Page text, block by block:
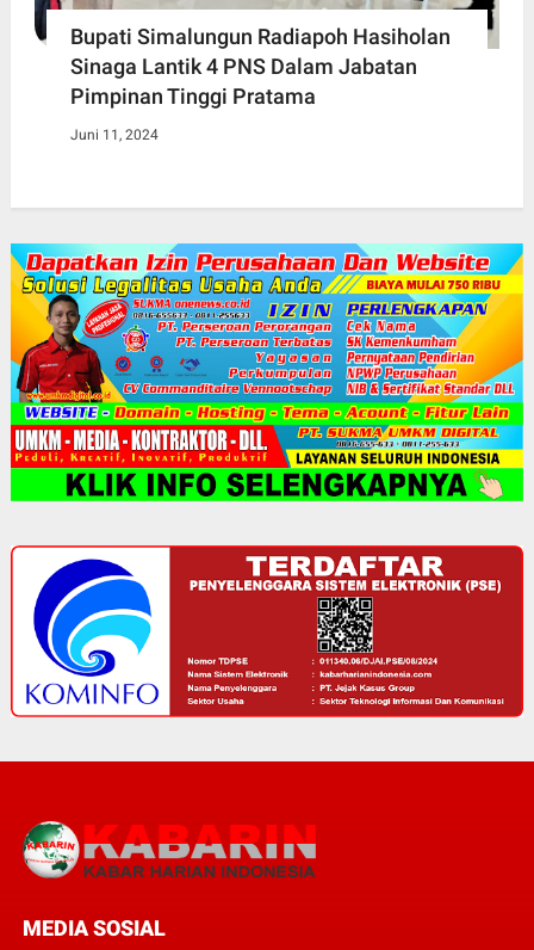
Bupati Simalungun Radiapoh Hasiholan
Sinaga Lantik 4 PNS Dalam Jabatan
Pimpinan Tinggi Pratama
Juni 11, 2024
MEDIA SOSIAL